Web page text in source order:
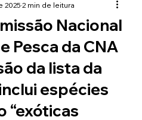
Nacional
Pesca da CNA
da lista da
espécies
“exóticas
20252 min de leitura